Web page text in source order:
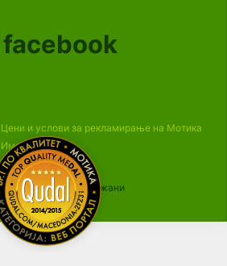
facebook
Цени и услови за рекламирање на Мотика
Импресум
права се задржани